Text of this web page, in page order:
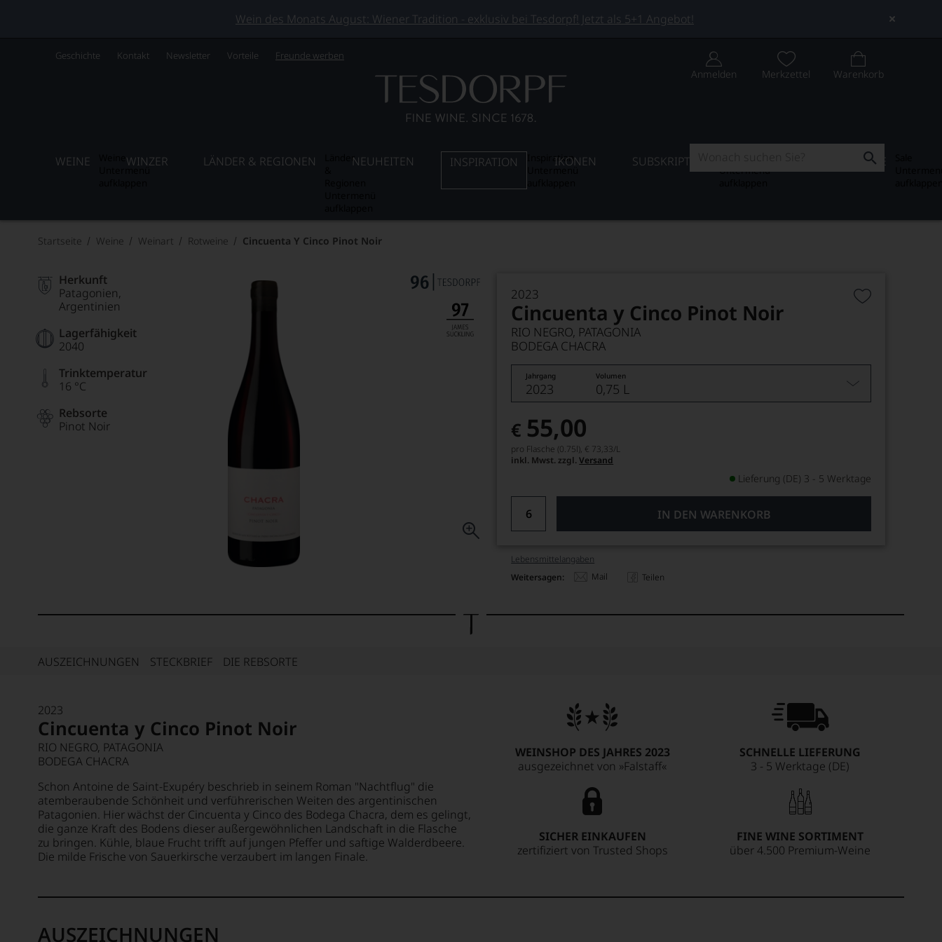
Wein des Monats August: Wiener Tradition - exklusiv bei Tesdorpf! Jetzt als 5+1 Angebot!
Geschichte Kontakt Newsletter Vorteile Freunde werben
Anmelden Merkzettel Warenkorb
WEINE WINZER LÄNDER & REGIONEN
LänderNEUHEITEN INSPIRATION
InspirationIKONEN SUBSKRIPTION
Untermenü
SALE
Startseite Weine Weinart Rotweine Cincuenta Y Cinco Pinot Noir
Herkunft
Patagonien
Argentinien
Lagerfähigkeit
2040
Trinktemperatur
16 °C
Rebsorte
Pinot Noir
2023
Cincuenta y Cinco Pinot Noir
RIO NEGRO, PATAGONIA
BODEGA CHACRA
Jahrgang Volumen
2023 0,75 L
€ 55,00
pro Flasche (0.75l), € 73,33/L
inkl. Mwst. zzgl.Versand
Lieferung (DE) 3 - 5 Werktage
IN DEN WARENKORB
Lebensmittel­angaben
Weitersagen:
Mail Teilen
AUSZEICHNUNGEN STECKBRIEF DIE REBSORTE
2023
Cincuenta y Cinco Pinot Noir
RIO NEGRO, PATAGONIA
BODEGA CHACRA
Schon Antoine de Saint-Exupéry beschrieb in seinem Roman "Nachtflug" die
atemberaubende Schönheit und verführerischen Weiten des argentinischen
Patagonien. Hier wächst der Cincuenta y Cinco des Bodega Chacra, dem es gelingt,
die ganze Kraft des Bodens dieser außergewöhnlichen Landschaft in die Flasche
zu bringen. Kühle, blaue Frucht trifft auf jungen Pfeffer und saftige Walderdbeere.
Die milde Frische von Sauerkirsche verzaubert im langen Finale.
WEINSHOP DES JAHRES 2023
ausgezeichnet von »Falstaff«
SCHNELLE LIEFERUNG
3 - 5 Werktage (DE)
SICHER EINKAUFEN
zertifiziert von Trusted Shops
FINE WINE SORTIMENT
über 4.500 Premium-Weine
AUSZEICHNUNGEN